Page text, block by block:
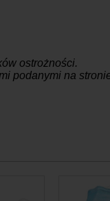
ostrożności.
podanymi na